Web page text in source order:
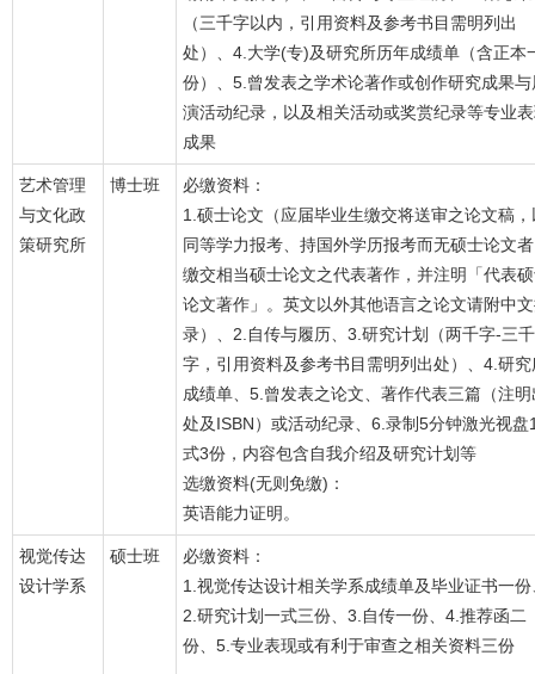
（三千字以内，引用资料及参考书目需明列出
处）、4.大学(专)及研究所历年成绩单（含正本
份）、5.曾发表之学术论著作或创作研究成果与
演活动纪录，以及相关活动或奖赏纪录等专业
成果
艺术管理
与文化政
策研究所
博士班
必缴资料：
1.硕士论文（应届毕业生缴交将送审之论文稿，
同等学力报考、持国外学历报考而无硕士论文
缴交相当硕士论文之代表著作，并注明「代表
论文著作」。英文以外其他语言之论文请附中
录）、2.自传与履历、3.研究计划（两千字-三千
字，引用资料及参考书目需明列出处）、4.研究
成绩单、5.曾发表之论文、著作代表三篇（注明
处及ISBN）或活动纪录、6.录制5分钟激光视盘
式3份，内容包含自我介绍及研究计划等
选缴资料(无则免缴)：
英语能力证明。
视觉传达
设计学系
硕士班
必缴资料：
1.视觉传达设计相关学系成绩单及毕业证书一份
2.研究计划一式三份、3.自传一份、4.推荐函二
份、5.专业表现或有利于审查之相关资料三份